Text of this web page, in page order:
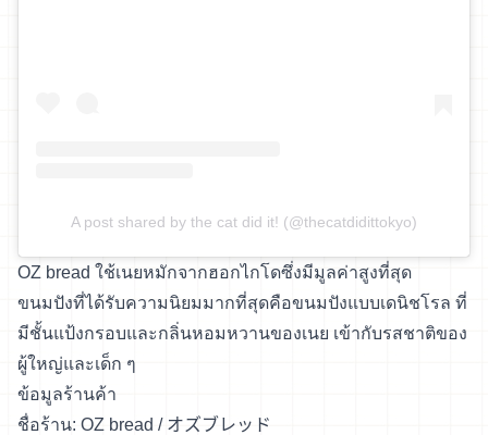
A post shared by the cat did it! (@thecatdidittokyo)
OZ bread ใช้เนยหมักจากฮอกไกโดซึ่งมีมูลค่าสูงที่สุด
ขนมปังที่ได้รับความนิยมมากที่สุดคือขนมปังแบบเดนิชโรล ที่
มีชั้นแป้งกรอบและกลิ่นหอมหวานของเนย เข้ากับรสชาติของ
ผู้ใหญ่และเด็ก ๆ
ข้อมูลร้านค้า
ชื่อร้าน: OZ bread / オズブレッド